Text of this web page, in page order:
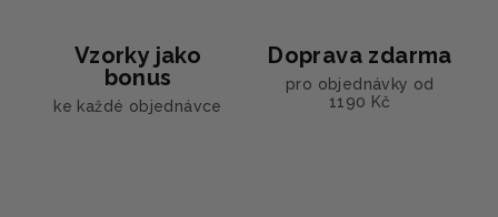
Vzorky jako
bonus
ke každé objednávce
Doprava zdarma
pro objednávky od
1190 Kč